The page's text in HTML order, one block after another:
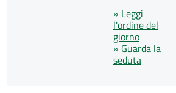
» Leggi
l'ordine del
giorno
» Guarda la
seduta